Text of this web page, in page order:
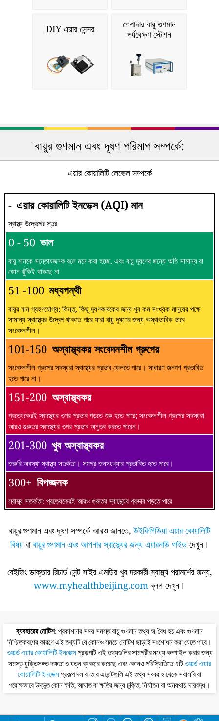
DIY এয়ার সেন্সর
পেশাদার বায়ু গুণমান
পর্যবেক্ষণ স্টেশন
বায়ুর গুণমান এবং দূষণ পরিমাপ সম্পর্কে:
এয়ার কোয়ালিটি লেভেল সম্পর্কে
- এয়ার কোয়ালিটি ইনডেক্স (AQI) মান
স্বাস্থ্য উদ্বেগের স্তর
0 - 50 ভাল
বায়ু মানকে সন্তোষজনক বলে মনে করা হচ্ছে, এবং বায়ু দূষণের জন্যে অতি সামান্য বা
কোন ঝুঁকিই থাকছে না
51 -100 মধ্যপন্থী
বায়ুর মান গ্রহণযোগ্য; কিন্তু, কিছু দূষণকারকের জন্য খুব কম সংখ্যক মানুষের পক্ষে
সামান্য স্বাস্থ্যের উদ্বেগ থাকতে পারে যারা বায়ু দূষণের জন্য অস্বাভাবিক ভাবে
সংবেদনশীল।
101-150 অস্বাস্থ্যকর সংবেদনশীল গ্রুপের
সংবেদনশীল গ্রুপের সদস্যরা স্বাস্থ্যের প্রভাব ফেলতে পারে। সাধারণ জনগণ প্রভাবিত
হতে পারে না।
151-200 অস্বাস্থ্যকর
প্রত্যেকেরই স্বাস্থ্যের ওপর প্রভাব পড়তে শুরু হতে পারে; সংবেদনশীল গ্রুপের সদস্যরা
আরও গুরুতর স্বাস্থ্যের ওপর প্রভাব অনুভব করতে পারেন।
201-300 খুব অস্বাস্থ্যকর
জরুরি অবস্থা স্বাস্থ্য সতর্কতা। সমগ্র জনসংখ্যার প্রভাবিত হতে পারে।
300+ বিপজ্জনক
স্বাস্থ্য সতর্কতা: প্রত্যেকেরই আরও গুরুতর স্বাস্থ্যের প্রভাব পড়তে পারে
বায়ুর গুণমান এবং দূষণ সম্পর্কে আরও জানতে, উইকিপিডিয়া এয়ার কোয়ালিটি
বিষয়বাবায়ুর গুণমান এবং আপনার স্বাস্থ্যের জন্য এয়ারনাউ গাইডদেখুন।
বেইজিং ডাক্তার রিচার্ড সেন্ট সাইর এমডির খুব দরকারী স্বাস্থ্য পরামর্শের জন্য,
www.myhealthbeijing.com ব্লগ দেখুন।
ব্যবহারের নোটিশ: প্রকাশনার সময় সমস্ত বায়ু গুণমান তথ্য অ-বৈধ হয় এবং গুণমান
নিশ্চিতকরণের কারণে এই তথ্যটি যে কোনও সময়ে নোটিশ ছাড়াই সংশোধন করা যেতে পারে।
ওয়ার্ল্ড এয়ার কোয়ালিটি ইনডেক্সপ্রকল্পটি এই তথ্যগুলির সামগ্রীর মধ্যে কম্পাইল করার জন্য
সমস্ত যুক্তিসঙ্গত দক্ষতা ও যত্ন ব্যবহার করেছে এবং কোনও পরিস্থিতিতে এটিওয়ার্ল্ড এয়ার
কোয়ালিটি ইনডেক্সপ্রকল্প দল বা তার এজেন্টগুলি এই তথ্য সরবরাহ থেকে সরাসরি বা
পরোক্ষভাবে উদ্ভূত কোন ক্ষতি, আঘাত বা ক্ষতির জন্য চুক্তি, নির্যাতন বা অন্যথায় দায়বদ্ধ।